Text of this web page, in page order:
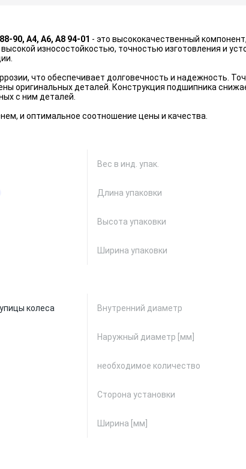
90, A4, A6, A8 94-01 - это высококачественный
износостойкостью, точностью изготовления и
что обеспечивает долговечность и надежность.
оригинальных деталей. Конструкция подшипника
с ним деталей.
и оптимальное соотношение цены и качества.
Вес в инд. упак.
Длина упаковки
Высота упаковки
Ширина упаковки
колеса Внутренний диаметр
Наружный диаметр [мм]
необходимое количество
Сторона установки
Ширина [мм]